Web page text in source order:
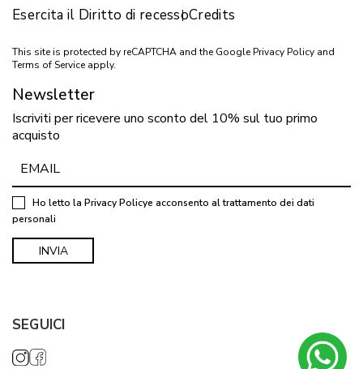
Esercita il Diritto di recessoCredits
This site is protected by reCAPTCHA and the Google Privacy Policy and
Terms of Service apply.
Newsletter
Iscriviti per ricevere uno sconto del 10% sul tuo primo
acquisto
Ho letto la Privacy Policye acconsento al trattamento dei dati
personali
SEGUICI